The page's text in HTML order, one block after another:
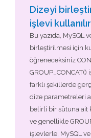
Dizeyi
işlevi
Bu yazıda, MySQL
birleştirilmesi için
öğreneceksiniz
farklı şekillerde
dize parametreleri
belirli bir sütuna ait
ve genellikle
işlevlerle, MySQL